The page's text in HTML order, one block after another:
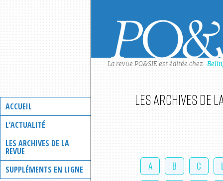
ACCUEIL
L’ACTUALITÉ
LES ARCHIVES DE LA
REVUE
SUPPLÉMENTS EN LIGNE
La revue PO&SIE est éditée chez
Les archives de
A B C